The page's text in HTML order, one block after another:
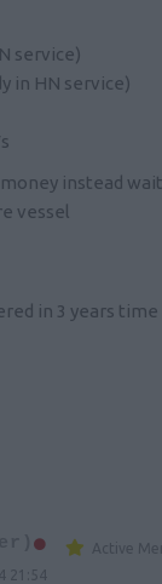
service)
in HN service)
instead
vessel
in 3 years
Active
21:54